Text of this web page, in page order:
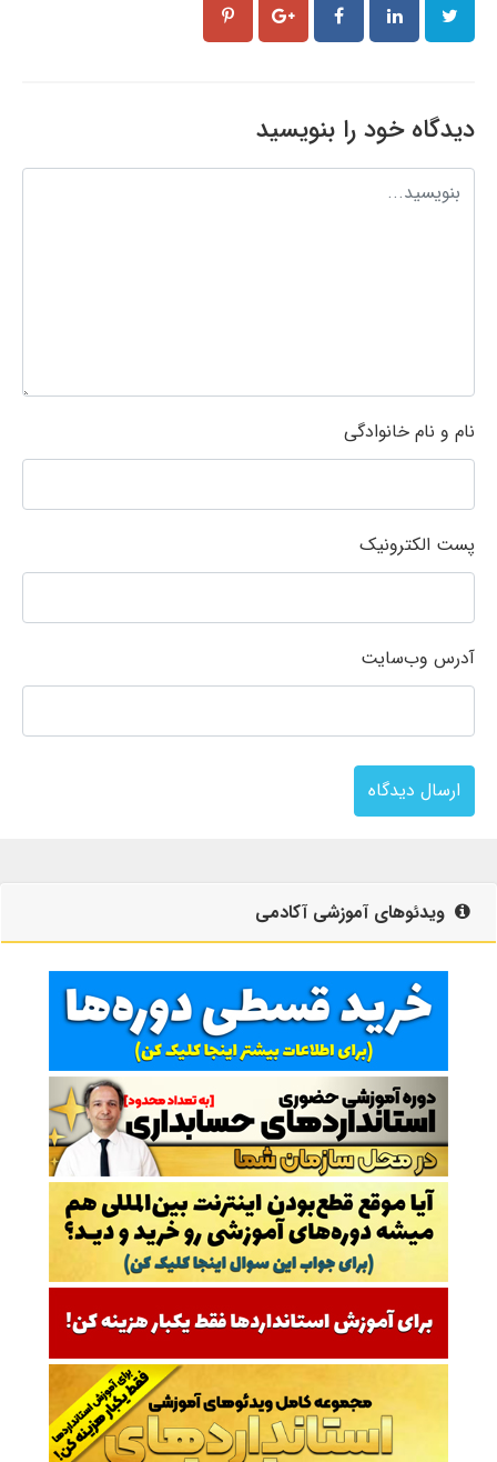
دیدگاه خود را بنویسید
نام و نام خانوادگی
پست الکترونیک
آدرس وب‌سایت
ارسال دیدگاه
ویدئوهای آموزشی آکادمی